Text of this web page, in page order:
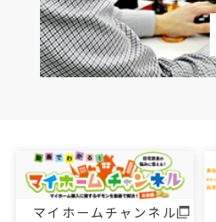
マイホームチャンネル